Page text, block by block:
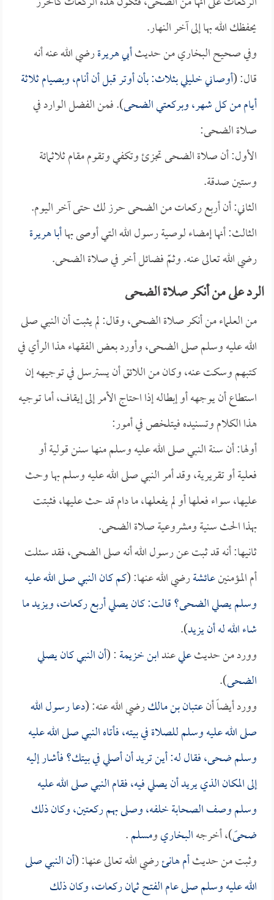
يحفظك الله بها إلى آخر النهار.
وفي صحيح البخاري من حديثأبي هريرةرضي الله عنه أنه
قال: (أوصاني خليلي بثلاث: بأن أوتر قبل أن أنام، وبصيام ثلاثة
أيام من كل شهر، وبركعتي الضحى). فمن الفضل الوارد في
صلاة الضحى:
الأول: أن صلاة الضحى تجزئ وتكفي وتقوم مقام ثلاثمائة
وستين صدقة.
الثاني: أن أربع ركعات من الضحى حرز لك حتى آخر اليوم.
الثالث: أنها إمضاء لوصية رسول الله التي أوصى بهاأبا هريرة
رضي الله تعالى عنه. وثمّ فضائل أخر في صلاة الضحى.
الرد على من أنكر صلاة الضحى
من العلماء من أنكر صلاة الضحى، وقال: لم يثبت أن النبي صلى
الله عليه وسلم صلى الضحى، وأورد بعض الفقهاء هذا الرأي في
كتبهم وسكت عنه، وكان من اللائق أن يسترسل في توجيهه إن
استطاع أن يوجهه أو إبطاله إذا احتاج الأمر إلى إيقاف، أما توجيه
هذا الكلام وتسنيده فيتلخص في أمور:
أولها: أن سنة النبي صلى الله عليه وسلم منها سنن قولية أو
فعلية أو تقريرية، وقد أمر النبي صلى الله عليه وسلم بها وحث
عليها، سواء فعلها أو لم يفعلها، ما دام قد حث عليها، فثبتت
بهذا الحث سنية ومشروعية صلاة الضحى.
ثانيها: أنه قد ثبت عن رسول الله أنه صلى الضحى، فقد سئلت
أم المؤمنينعائشةرضي الله عنها: (كم كان النبي صلى الله عليه
وسلم يصلي الضحى؟ قالت: كان يصلي أربع ركعات، ويزيد ما
شاء الله له أن يزيد).
وورد من حديثعليعندابن خزيمة: (أن النبي كان يصلي
الضحى).
وورد أيضاً أنعتبان بن مالكرضي الله عنه: (دعا رسول الله
صلى الله عليه وسلم للصلاة في بيته، فأتاه النبي صلى الله عليه
وسلم ضحى، فقال له: أين تريد أن أصلي في بيتك؟ فأشار إليه
إلى المكان الذي يريد أن يصلي فيه، فقام النبي صلى الله عليه
وسلم وصف الصحابة خلفه، وصلى بهم ركعتين، وكان ذلك
ضحىً)، أخرجهالبخاريومسلم.
وثبت من حديثأم هانئرضي الله تعالى عنها: (أن النبي صلى
الله عليه وسلم صلى عام الفتح ثمان ركعات، وكان ذلك